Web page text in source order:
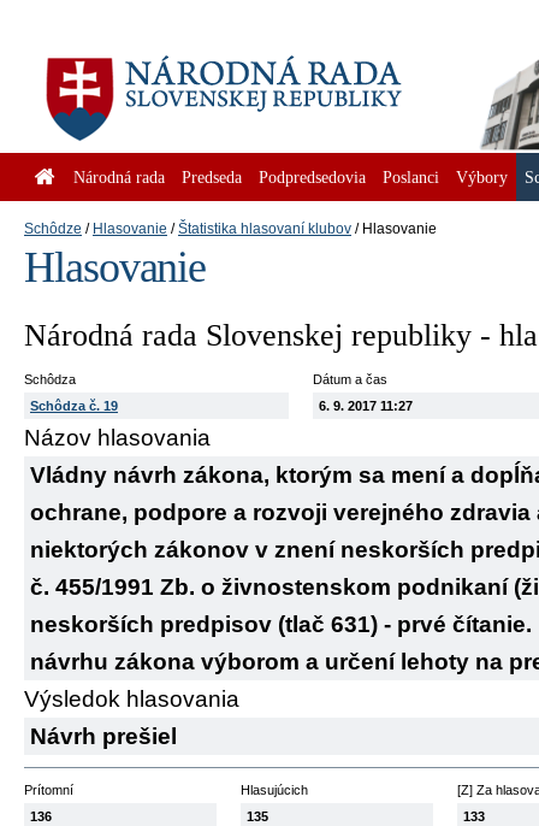
Národná rada Predseda Podpredsedovia Poslanci Výbory
Schôdze Hlasovanie Štatistika hlasovaní klubov Hlasovanie
Hlasovanie
Národná rada Slovenskej republiky -
Schôdza
Schôdza č. 19
Dátum a čas
6. 9. 2017 11:27
Názov hlasovania
Vládny návrh zákona, ktorým sa mení a
ochrane, podpore a rozvoji verejného zdravia
niektorých zákonov v znení neskorších
č. 455/1991 Zb. o živnostenskom podnikaní
neskorších predpisov (tlač 631) - prvé
návrhu zákona výborom a určení lehoty na
Výsledok hlasovania
Návrh prešiel
Prítomní
136
Hlasujúcich
135
[Z] Za
133